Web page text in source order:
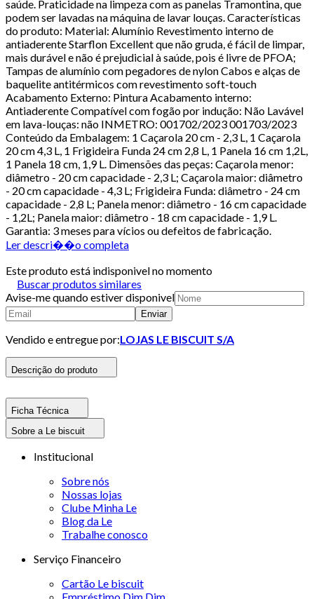
saúde. Praticidade na limpeza com as panelas Tramontina, que
podem ser lavadas na máquina de lavar louças. Características
do produto: Material: Alumínio Revestimento interno de
antiaderente Starflon Excellent que não gruda, é fácil de limpar,
mais durável e não é prejudicial à saúde, pois é livre de PFOA;
Tampas de alumínio com pegadores de nylon Cabos e alças de
baquelite antitérmicos com revestimento soft-touch
Acabamento Externo: Pintura Acabamento interno:
Antiaderente Compatível com fogão por indução: Não Lavável
em lava-louças: não INMETRO: 001702/2023 001703/2023
Conteúdo da Embalagem: 1 Caçarola 20 cm - 2,3 L, 1 Caçarola
20 cm 4,3 L, 1 Frigideira Funda 24 cm 2,8 L, 1 Panela 16 cm 1,2L,
1 Panela 18 cm, 1,9 L. Dimensões das peças: Caçarola menor:
diâmetro - 20 cm capacidade - 2,3 L; Caçarola maior: diâmetro
- 20 cm capacidade - 4,3 L; Frigideira Funda: diâmetro - 24 cm
capacidade - 2,8 L; Panela menor: diâmetro - 16 cm capacidade
- 1,2L; Panela maior: diâmetro - 18 cm capacidade - 1,9 L.
Garantia: 3 meses para vícios ou defeitos de fabricação.
Ler descri��o completa
Este produto está indisponivel no momento
Buscar produtos similares
Avise-me quando estiver disponivel
Enviar
Vendido e entregue por:LOJAS LE BISCUIT S/A
Descrição do produto
Ficha Técnica
Sobre a Le biscuit
Institucional
Sobre nós
Nossas lojas
Clube Minha Le
Blog da Le
Trabalhe conosco
Serviço Financeiro
Cartão Le biscuit